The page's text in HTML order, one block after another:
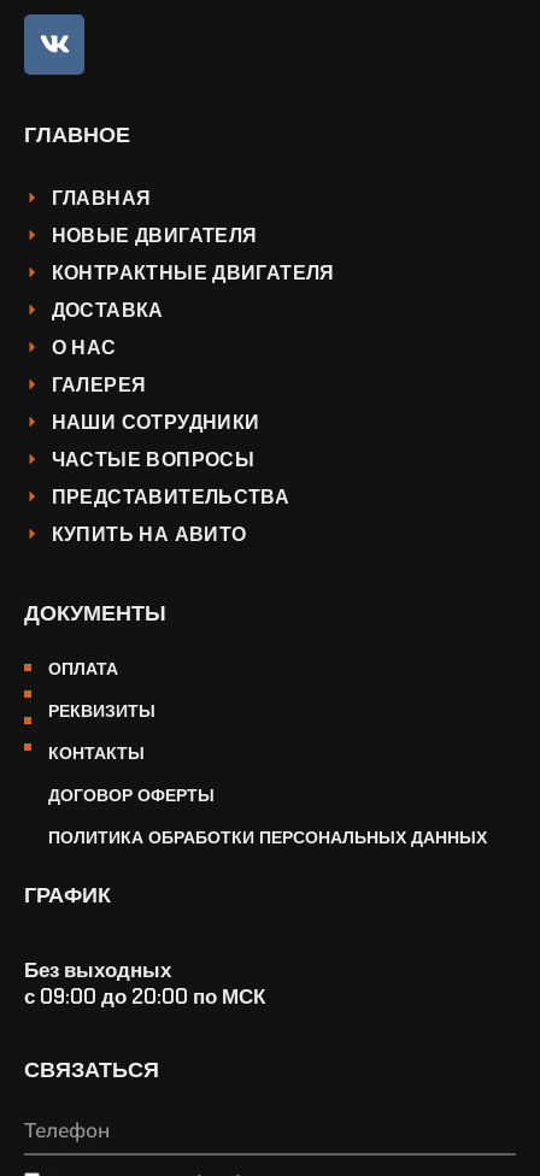
ГЛАВНОЕ
ГЛАВНАЯ
НОВЫЕ ДВИГАТЕЛЯ
КОНТРАКТНЫЕ ДВИГАТЕЛЯ
ДОСТАВКА
О НАС
ГАЛЕРЕЯ
НАШИ СОТРУДНИКИ
ЧАСТЫЕ ВОПРОСЫ
ПРЕДСТАВИТЕЛЬСТВА
КУПИТЬ НА АВИТО
ДОКУМЕНТЫ
ОПЛАТА
РЕКВИЗИТЫ
КОНТАКТЫ
ДОГОВОР ОФЕРТЫ
ПОЛИТИКА ОБРАБОТКИ ПЕРСОНАЛЬНЫХ ДАННЫХ
ГРАФИК
Без выходных
с 09:00 до 20:00 по МСК
СВЯЗАТЬСЯ